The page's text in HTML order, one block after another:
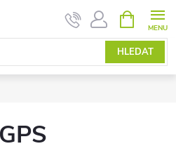
HLEDAT
NÁKUPNÍ
KOŠÍK